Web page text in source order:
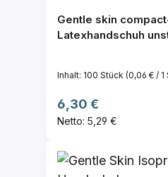
Gentle skin
Latexhandschuh
Inhalt: 100 Stück (0,06 € / 1
Regulärer Preis:
6,30 €
Netto: 5,29 €